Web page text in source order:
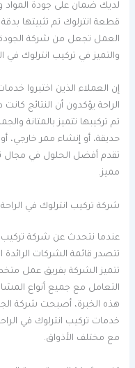
لديك ضمان على جودة المواد
قطعة انترلوك تم تثبيتها بدقة
العمل تجعل من شركة الجودة
والتميز في تركيب انترلوك في
إن العملاء الذين اختبروا
الراحة يؤكدون أن النتائج
تم تركيبها تتميز بالمتانة
حديقة، أو إنشاء ممر خارجي،
تقدم أفضل الحلول في مجال
مميز.
شركة تركيب انترلوك في الراحة
عندما نتحدث عن شركة تركيب
تتصدر قائمة الشركات الرائدة
تتميز الشركة بفريق عمل
التعامل مع جميع أنواع
هذه الخبرة، أصبحت شركة
خدمات تركيب انترلوك في
مع مختلف الأذواق.